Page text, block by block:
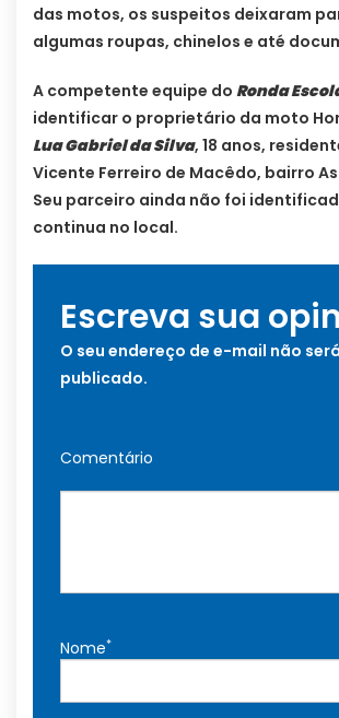
das motos, os suspeitos deixaram
algumas roupas, chinelos e até
A competente equipe do Ronda
identificar o proprietário da moto
Lua Gabriel da Silva, 18 anos,
Vicente Ferreiro de Macêdo, bairro
Seu parceiro ainda não foi
continua no local.
Escreva sua
O seu endereço de e-mail não será
publicado.
Comentário
Nome*